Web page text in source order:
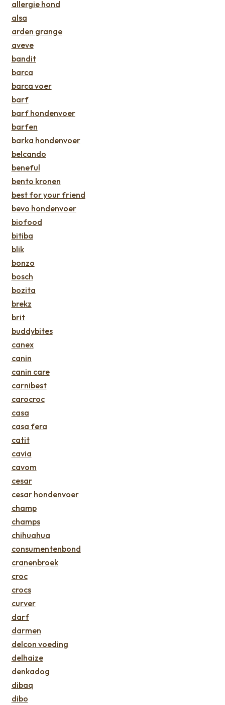
allergie hond
alsa
arden grange
aveve
bandit
barca
barca voer
barf
barf hondenvoer
barfen
barka hondenvoer
belcando
beneful
bento kronen
best for your friend
bevo hondenvoer
biofood
bitiba
blik
bonzo
bosch
bozita
brekz
brit
buddybites
canex
canin
canin care
carnibest
carocroc
casa
casa fera
catit
cavia
cavom
cesar
cesar hondenvoer
champ
champs
chihuahua
consumentenbond
cranenbroek
croc
crocs
curver
darf
darmen
delcon voeding
delhaize
denkadog
dibaq
dibo